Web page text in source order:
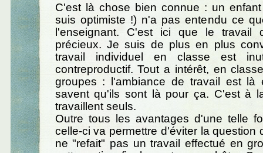
C'est là chose bien connue : un
suis optimiste !) n'a pas entendu ce
l'enseignant. C'est ici que le travail
précieux. Je suis de plus en plus
travail individuel en classe est
contreproductif. Tout a intérêt, en
groupes : l'ambiance de travail est là
savent qu'ils sont là pour ça. C'est à
travaillent seuls.
Outre tous les avantages d'une telle
celle-ci va permettre d'éviter la question
ne "refait" pas un travail effectué en